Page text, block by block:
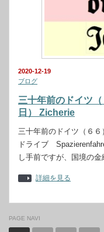
2020-12-19
ブログ
三十年前のドイツ
日） Zicherie
三十年前のドイツ（６
ドライブ
し手前ですが、国境の
詳細を見る
PAGE NAVI